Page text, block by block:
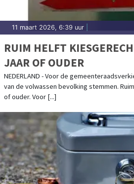
11 maart 2026, 6:39 uur
RUIM HELFT
JAAR OF OUDER
NEDERLAND - Voor de
van de volwassen bevolking stemmen.
of ouder. Voor [...]